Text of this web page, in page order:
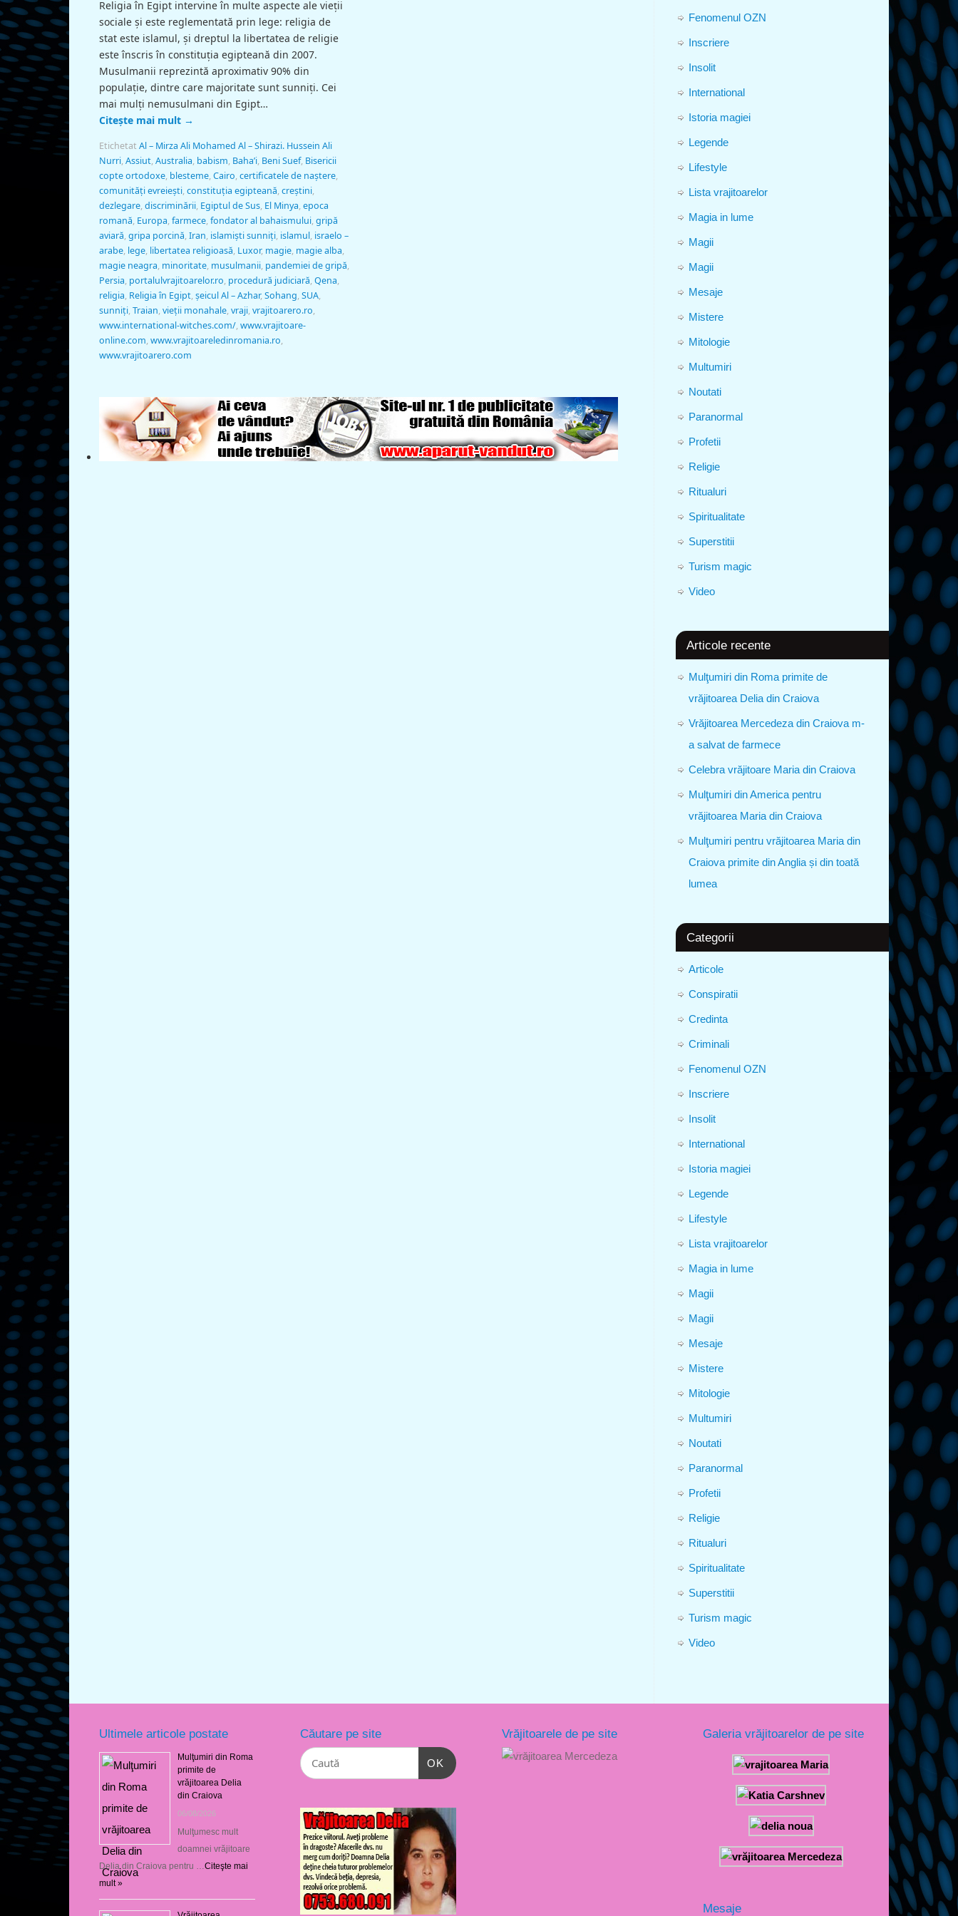
Religia în Egipt intervine în multe aspecte ale vieţii
sociale şi este reglementată prin lege: religia de
stat este islamul, şi dreptul la libertatea de religie
este înscris în constituţia egipteană din 2007.
Musulmanii reprezintă aproximativ 90% din
populaţie, dintre care majoritate sunt sunniţi. Cei
mai mulţi nemusulmani din Egipt…
Citește mai mult →
Etichetat Al – Mirza Ali Mohamed Al – Shirazi. Hussein Ali
Nurri,Assiut,Australia, babism, Baha’i, Beni Suef, Bisericii
copte ortodoxe, blesteme,Cairo,certificatele de naştere,
comunităţi evreieşti,constituţia egipteană,creștini,
dezlegare,discriminării, Egiptul de Sus, El Minya,epoca
romană, Europa,farmece,fondator al bahaismului,gripă
aviară,gripa porcină,Iran, islamişti sunniţi, islamul, israelo –
arabe, lege, libertatea religioasă, Luxor, magie, magie alba,
magie neagra, minoritate, musulmanii, pandemiei de gripă,
Persia, portalulvrajitoarelor.ro, procedură judiciară,Qena,
religia, Religia în Egipt,şeicul Al – Azhar,Sohang,SUA,
sunniţi,Traian,vieţii monahale,vraji,vrajitoarero.ro,
www.international-witches.com/,www.vrajitoare-
online.com,www.vrajitoareledinromania.ro,
www.vrajitoarero.com
Fenomenul OZN
Inscriere
Insolit
International
Istoria magiei
Legende
Lifestyle
Lista vrajitoarelor
Magia in lume
Magii
Magii
Mesaje
Mistere
Mitologie
Multumiri
Noutati
Paranormal
Profetii
Religie
Ritualuri
Spiritualitate
Superstitii
Turism magic
Video
Articole recente
Mulţumiri din Roma primite de
vrăjitoarea Delia din Craiova
Vrăjitoarea Mercedeza din Craiova m-
a salvat de farmece
Celebra vrăjitoare Maria din Craiova
Mulţumiri din America pentru
vrăjitoarea Maria din Craiova
Mulţumiri pentru vrăjitoarea Maria din
Craiova primite din Anglia și din toată
lumea
Categorii
Articole
Conspiratii
Credinta
Criminali
Fenomenul OZN
Inscriere
Insolit
International
Istoria magiei
Legende
Lifestyle
Lista vrajitoarelor
Magia in lume
Magii
Magii
Mesaje
Mistere
Mitologie
Multumiri
Noutati
Paranormal
Profetii
Religie
Ritualuri
Spiritualitate
Superstitii
Turism magic
Video
Ultimele articole postate
Mulţumiri din Roma
primite de
vrăjitoarea Delia
din Craiova
06/08/2026
Mulţumesc mult
doamnei vrăjitoare
Delia din Craiova pentru … Citeşte mai
mult »
Căutare pe site
OK
Vrăjitoarele de pe site Galeria vrăjitoarelor de pe site
Mesaje